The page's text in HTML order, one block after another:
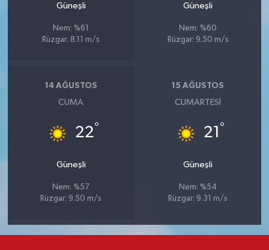
Güneşli
Nem: %61
Rüzgar: 8.11 m/s
Güneşli
Nem: %60
Rüzgar: 9.50 m/s
14 AĞUSTOS
CUMA
22°
Güneşli
Nem: %57
Rüzgar: 9.50 m/s
15 AĞUSTOS
CUMARTESI
21 °
Güneşli
Nem: %54
Rüzgar: 9.31 m/s